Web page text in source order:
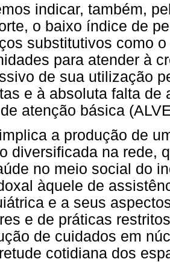
indicar, também,
o baixo índice de
substitutivos como
para atender à
de sua utilização
e à absoluta falta de
atenção básica
a produção de
diversificada na rede,
no meio social do
àquele de
e a seus
e de práticas
de cuidados em
cotidiana dos